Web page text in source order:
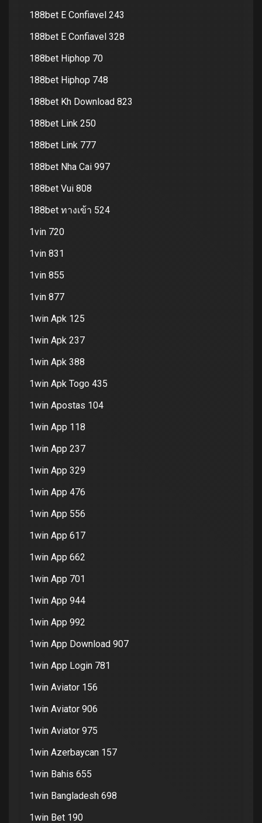
188bet E Confiavel 243
188bet E Confiavel 328
188bet Hiphop 70
188bet Hiphop 748
188bet Kh Download 823
188bet Link 250
188bet Link 777
188bet Nha Cai 997
188bet Vui 808
188bet ทางเข้า 524
1vin 720
1vin 831
1vin 855
1vin 877
1win Apk 125
1win Apk 237
1win Apk 388
1win Apk Togo 435
1win Apostas 104
1win App 118
1win App 237
1win App 329
1win App 476
1win App 556
1win App 617
1win App 662
1win App 701
1win App 944
1win App 992
1win App Download 907
1win App Login 781
1win Aviator 156
1win Aviator 906
1win Aviator 975
1win Azerbaycan 157
1win Bahis 655
1win Bangladesh 698
1win Bet 190